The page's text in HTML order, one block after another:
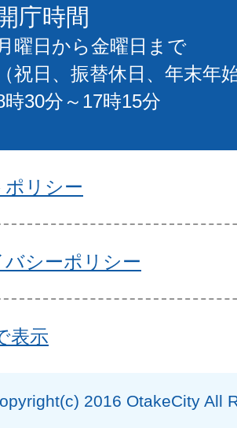
庁時間
月曜日から金曜日まで
（祝日、振替休日、年末年
時30分～17時15分
ポリシー
バシーポリシー
表示
2016 OtakeCity All